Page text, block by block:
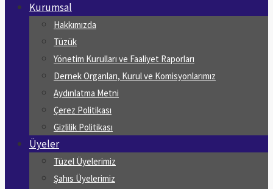
Kurumsal
Hakkımızda
Tüzük
Yönetim Kurulları ve Faaliyet Raporları
Dernek Organları, Kurul ve Komisyonlarımız
Aydınlatma Metni
Çerez Politikası
Gizlilik Politikası
Üyeler
Tüzel Üyelerimiz
Şahıs Üyelerimiz